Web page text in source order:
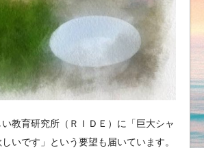
教育研究所（ＲＩＤＥ）に「巨大シャ
いです」という要望も届いています。